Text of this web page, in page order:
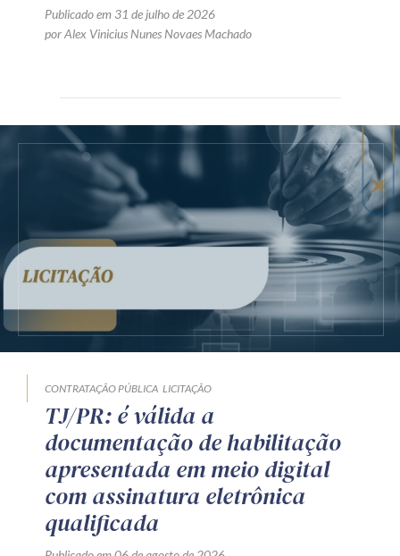
Publicado em 31 de julho de 2026
por Alex Vinicius Nunes Novaes Machado
CONTRATAÇÃO PÚBLICA LICITAÇÃO
TJ/PR: é válida a
documentação de habilitação
apresentada em meio digital
com assinatura eletrônica
qualificada